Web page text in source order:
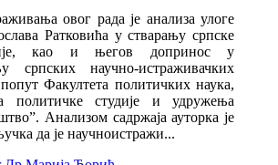
овог рада је анализa улоге
Ратковића у стварању српске
као и његов допринос у
српских научно-истраживачких
Факултета политичких наука,
политичке студије и удружења
Анализом садржаја ауторка је
да је научноистражи...